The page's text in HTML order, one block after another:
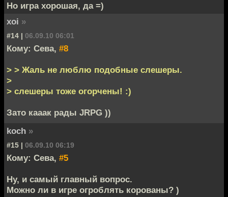
Но игра хорошая, да =)
xoi »
#14 | 06.09.10 06:01
Кому: Сева, #8
> > Жаль не люблю подобные слешеры.
>
> слешеры тоже огорчены! :)
Зато кааак рады JRPG ))
koch »
#15 | 06.09.10 06:19
Кому: Сева, #5
Ну, и самый главный вопрос.
Можно ли в игре огроблять корованы? )